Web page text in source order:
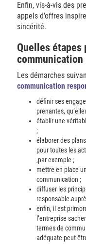
Enfin, vis-à-vis des
appels d’offres
sincérité.
Quelles étapes
communication
Les démarches
communication
définir ses
prenantes,
établir une
;
élaborer des
pour toutes les
,par exemple ;
mettre en place
communication ;
diffuser les
responsable
enfin, il est
l’entreprise
termes de
adéquate peut